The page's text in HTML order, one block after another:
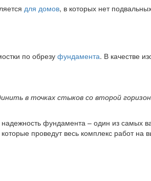
для домов, в которых нет
по обрезуфундамента. В качестве
в точках стыков со второй
надежность фундамента – один из
проведут весь комплекс работ на